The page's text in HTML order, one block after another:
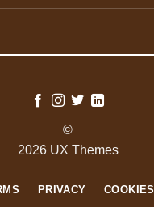
©
2026 UX Themes
PRIVACY COOKIES